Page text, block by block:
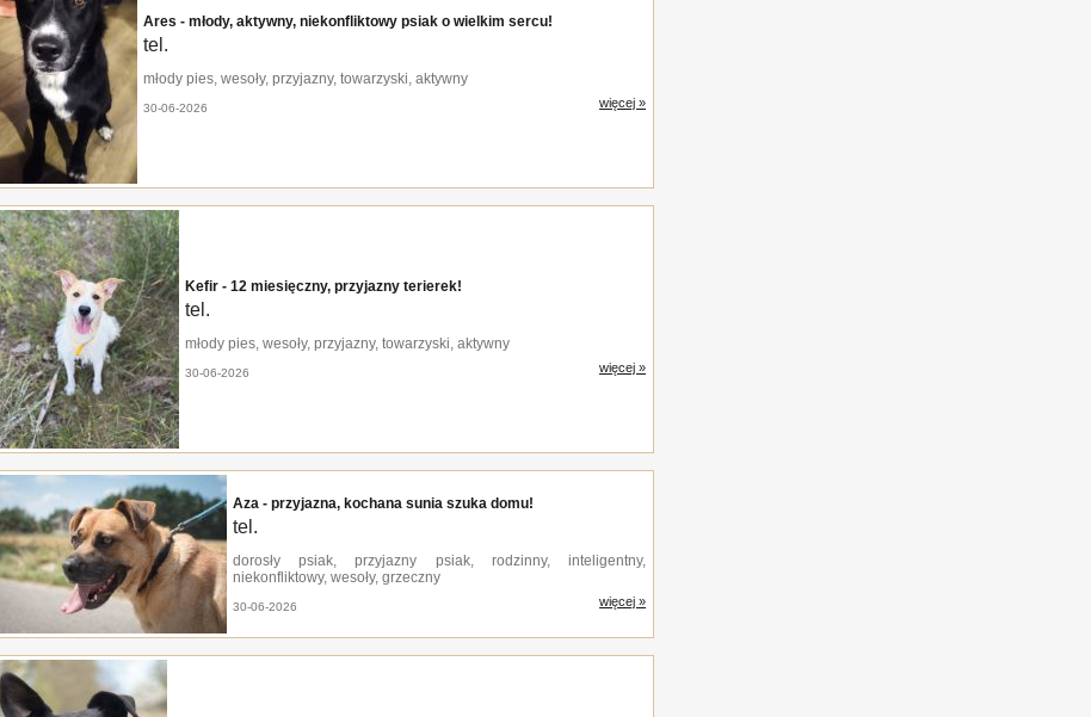
Ares - młody, aktywny, niekonfliktowy psiak o wielkim sercu!
tel.
młody pies, wesoły, przyjazny, towarzyski, aktywny
30-06-2026 więcej »
Kefir - 12 miesięczny, przyjazny terierek!
tel.
młody pies, wesoły, przyjazny, towarzyski, aktywny
30-06-2026 więcej »
Aza - przyjazna, kochana sunia szuka domu!
tel.
dorosły psiak, przyjazny psiak, rodzinny, inteligentny,
niekonfliktowy, wesoły, grzeczny
30-06-2026 więcej »